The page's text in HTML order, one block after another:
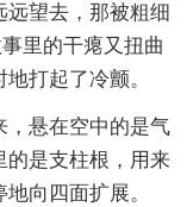
远望去，那被粗细
里的干瘪又扭曲
打起了冷颤。
，悬在空中的是气
的是支柱根，用来
向四面扩展。